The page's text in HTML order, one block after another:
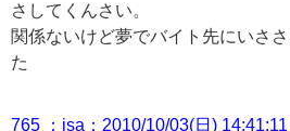
さしてくんさい。
関係ないけど夢でバイト先にいさ
た
765 ：isa：2010/10/03(日)